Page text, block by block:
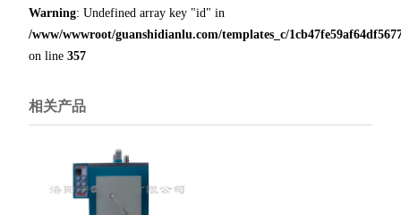
Warning: Undefined array key "id" in
/www/wwwroot/guanshidianlu.com/templates_c/
on line 357
相关产品